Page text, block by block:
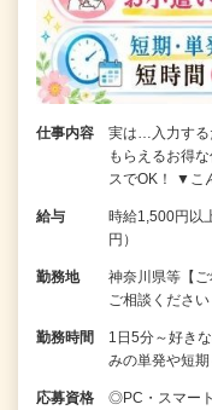
仕事内容
実は…入力する
もらえるお得
スでOK！ ▼こ
給与
時給1,500円以
円）
勤務地
神奈川県等【
ご相談ください
勤務時間
1日5分～好き
みの単発や短
応募資格
◎PC・スマー